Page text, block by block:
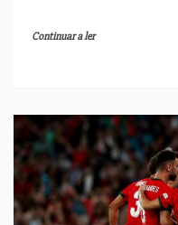
Continuar a ler